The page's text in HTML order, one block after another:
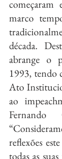
marco
década.
abrange o
1993, tendo
Ato
ao
reflexões
todas as